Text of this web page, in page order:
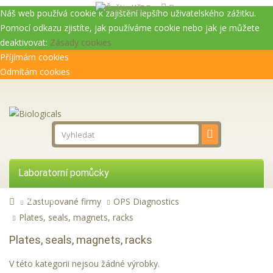
Náš web používá cookie k zajištění lepšího uživatelského zážitku.
Pomocí odkazu zjistíte, jak používáme cookie nebo jak je můžete
deaktivovat: Zásady cookies
Příjímám cookies
Odmítám cookies
Laboratorní pomůcky
Přístroje
Kč
Zastupované firmy
OPS Diagnostics
Plates, seals, magnets, racks
Plates, seals, magnets, racks
V této kategorii nejsou žádné výrobky.